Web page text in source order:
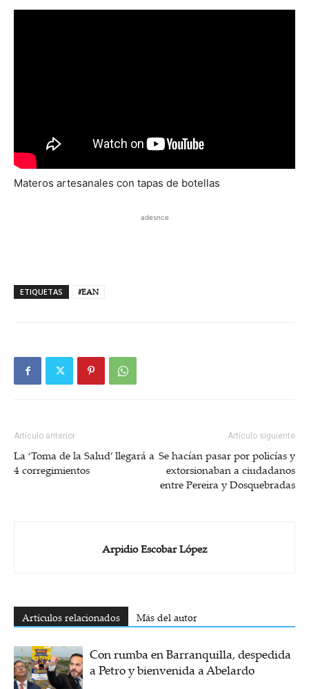
Materos artesanales con tapas de botellas
adesnce
ETIQUETAS #EAN
Artículo anterior
La ‘Toma de la Salud’ llegará a
4 corregimientos
Artículo siguiente
Se hacían pasar por policías y
extorsionaban a ciudadanos
entre Pereira y Dosquebradas
Arpidio Escobar López
Artículos relacionados Más del autor
Con rumba en Barranquilla, despedida
a Petro y bienvenida a Abelardo